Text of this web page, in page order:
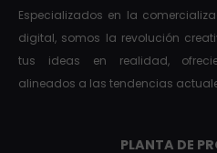
Especializados en la
digital, somos la revolución
tus ideas en realidad,
alineados a las tendencias
PLANTA DE